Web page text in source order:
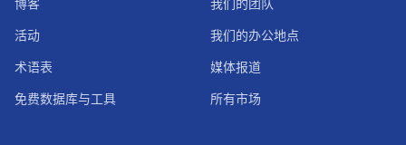
活动
术语表
免费数据库与工具
我们的办公地点
媒体报道
所有市场